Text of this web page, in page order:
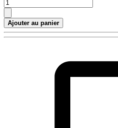
Ajouter au panier